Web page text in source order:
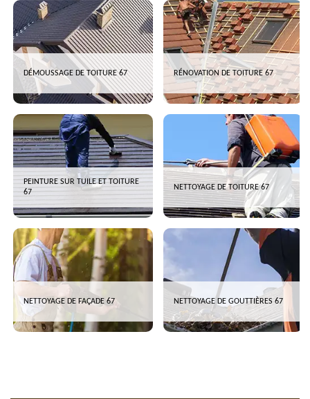
DÉMOUSSAGE DE TOITURE 67 RÉNOVATION DE TOITURE 67
PEINTURE SUR TUILE ET TOITURE
67
NETTOYAGE DE TOITURE 67
NETTOYAGE DE FAÇADE 67 NETTOYAGE DE GOUTTIÈRES 67